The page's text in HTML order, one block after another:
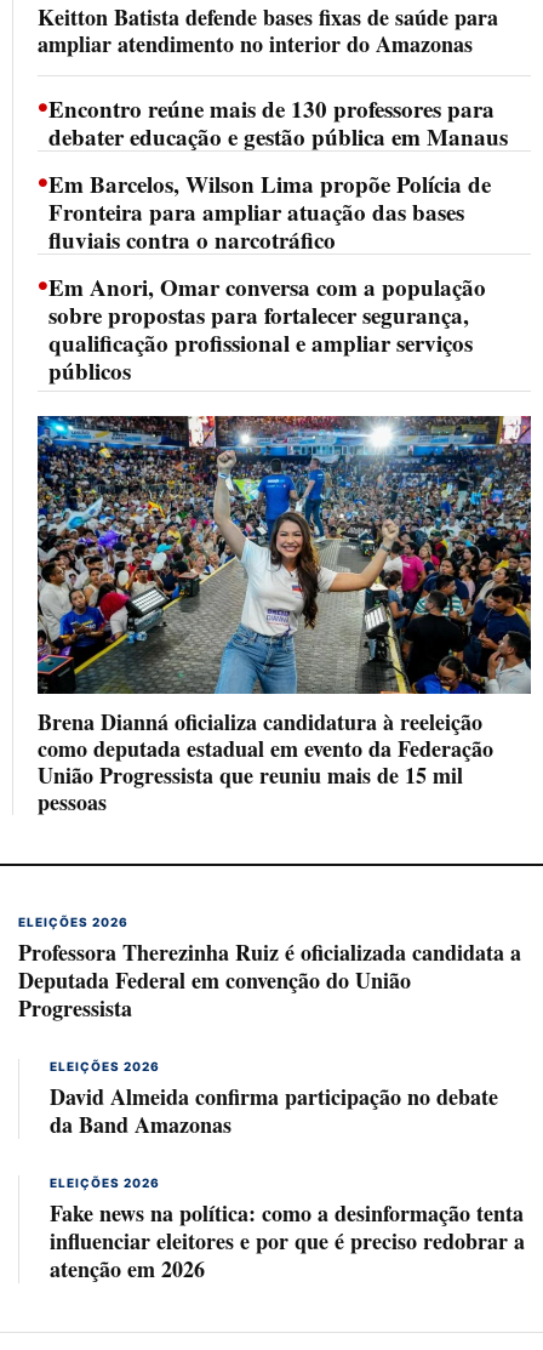
Keitton Batista defende bases fixas de saúde para
ampliar atendimento no interior do Amazonas
•Encontro reúne mais de 130 professores para
debater educação e gestão pública em Manaus
•Em Barcelos, Wilson Lima propõe Polícia de
Fronteira para ampliar atuação das bases
fluviais contra o narcotráfico
•Em Anori, Omar conversa com a população
sobre propostas para fortalecer segurança,
qualificação profissional e ampliar serviços
públicos
Brena Dianná oficializa candidatura à reeleição
como deputada estadual em evento da Federação
União Progressista que reuniu mais de 15 mil
pessoas
ELEIÇÕES 2026
Professora Therezinha Ruiz é oficializada candidata a
Deputada Federal em convenção do União
Progressista
ELEIÇÕES 2026
David Almeida confirma participação no debate
da Band Amazonas
ELEIÇÕES 2026
Fake news na política: como a desinformação tenta
influenciar eleitores e por que é preciso redobrar a
atenção em 2026